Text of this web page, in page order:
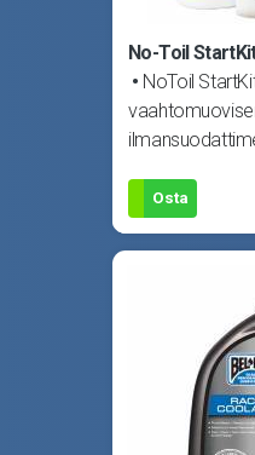
No-Toil
NoToil
tiivisteras
Osta